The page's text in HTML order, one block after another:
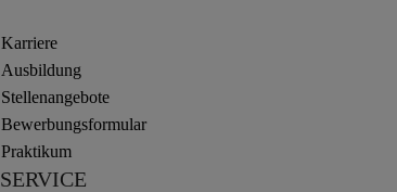
Karriere
Ausbildung
Stellenangebote
Bewerbungsformular
Praktikum
SERVICE